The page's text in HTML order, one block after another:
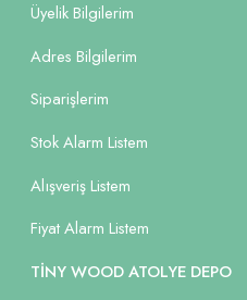
Üyelik Bilgilerim
Adres Bilgilerim
Siparişlerim
Stok Alarm Listem
Alışveriş Listem
Fiyat Alarm Listem
TİNY WOOD ATOLYE DEPO